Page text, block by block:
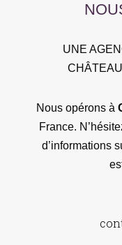
UNE
Nous opérons à
France.
d’informations